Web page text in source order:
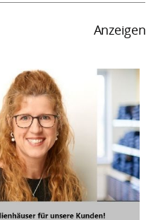
Anzeigen